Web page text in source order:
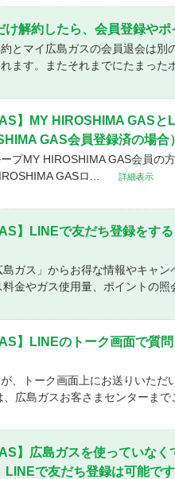
け解約したら、会員登録や
とマイ広島ガスの会員退会は別
ます。またそれまでにたまった
】MY HIROSHIMA GAS
GAS会員登録済の場合）
プMY HIROSHIMA GAS会員の
GASロ...
詳細表示
】LINEで友だち登録をす
ガス」からお得な情報やキャン
金やガス使用量、ポイントの照
】LINEのトーク画面で質
、トーク画面上にお送りいただ
広島ガスお客さまセンターまで
】広島ガスを使っていな
で友だち登録は可能で